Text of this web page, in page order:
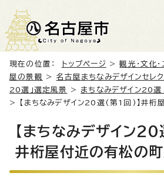
現在の位置： トップページ >観光・文化
屋の景観
> 名古屋まちなみデザインセレク
20選」選定風景
> まちなみデザイン20
> 【まちなみデザイン20選(第1回)】井桁
【まちなみデザイン20
井桁屋付近の有松の